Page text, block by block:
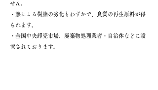
せん。
・熱による樹脂の劣化もわずかで、良質の再生原料が得
られます。
・全国中央卸売市場、廃棄物処理業者・自治体などに設
置されております。